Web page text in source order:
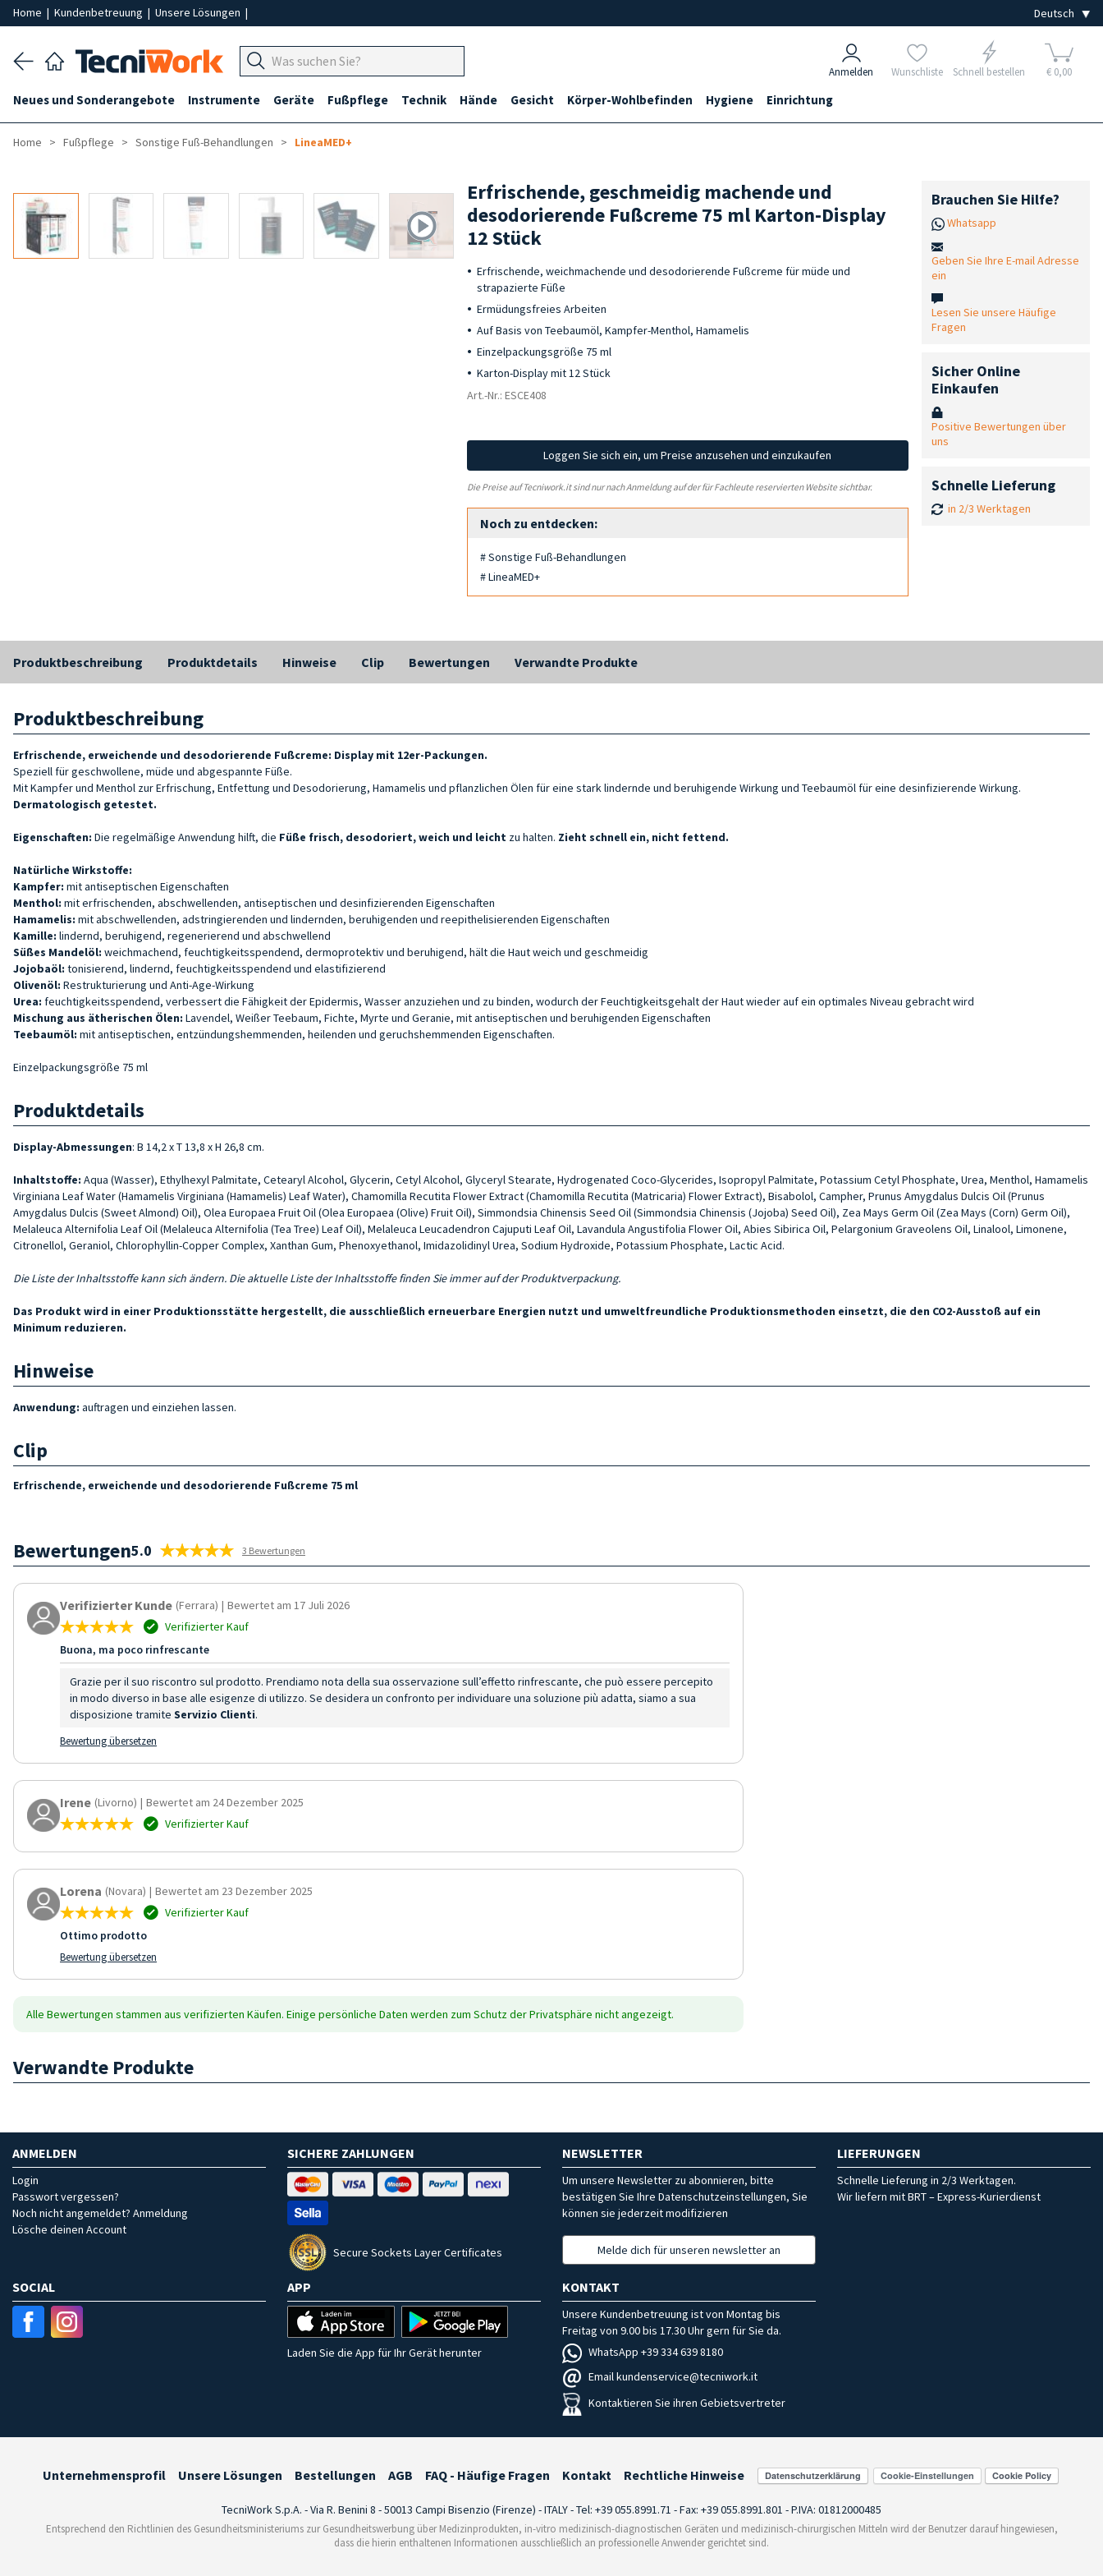
Home | Kundenbetreuung | Unsere Lösungen |
Anmelden Wunschliste Schnell bestellen € 0,00
Neues und Sonderangebote Instrumente Geräte Fußpflege Technik Hände Gesicht Körper-Wohlbefinden Hygiene Einrichtung
Home Fußpflege Sonstige Fuß-Behandlungen LineaMED+
Erfrischende, geschmeidig machende und
desodorierende Fußcreme 75 ml Karton-Display
12 Stück
Erfrischende, weichmachende und desodorierende Fußcreme für müde und
strapazierte Füße
Ermüdungsfreies Arbeiten
Auf Basis von Teebaumöl, Kampfer-Menthol, Hamamelis
Einzelpackungsgröße 75 ml
Karton-Display mit 12 Stück
Art.-Nr.: ESCE408
Loggen Sie sich ein, um Preise anzusehen und einzukaufen
Die Preise auf Tecniwork.it sind nur nach Anmeldung auf der für Fachleute reservierten Website sichtbar.
Noch zu entdecken:
# Sonstige Fuß-Behandlungen
# LineaMED+
Brauchen Sie Hilfe?
Whatsapp
Geben Sie Ihre E-mail Adresse
ein
Lesen Sie unsere Häufige
Fragen
Sicher Online
Einkaufen
Positive Bewertungen über
uns
Schnelle Lieferung
in 2/3 Werktagen
Produktbeschreibung Produktdetails Hinweise Clip Bewertungen Verwandte Produkte
Produktbeschreibung
Erfrischende, erweichende und desodorierende Fußcreme: Display mit 12er-Packungen.
Speziell für geschwollene, müde und abgespannte Füße.
Mit Kampfer und Menthol zur Erfrischung, Entfettung und Desodorierung, Hamamelis und pflanzlichen Ölen für eine stark lindernde und beruhigende Wirkung und Teebaumöl für eine desinfizierende Wirkung.
Dermatologisch getestet.
Eigenschaften: Die regelmäßige Anwendung hilft, die Füße frisch, desodoriert, weich und leicht zu halten. Zieht schnell ein, nicht fettend.
Natürliche Wirkstoffe:
Kampfer: mit antiseptischen Eigenschaften
Menthol: mit erfrischenden, abschwellenden, antiseptischen und desinfizierenden Eigenschaften
Hamamelis: mit abschwellenden, adstringierenden und lindernden, beruhigenden und reepithelisierenden Eigenschaften
Kamille: lindernd, beruhigend, regenerierend und abschwellend
Süßes Mandelöl: weichmachend, feuchtigkeitsspendend, dermoprotektiv und beruhigend, hält die Haut weich und geschmeidig
Jojobaöl: tonisierend, lindernd, feuchtigkeitsspendend und elastifizierend
Olivenöl: Restrukturierung und Anti-Age-Wirkung
Urea: feuchtigkeitsspendend, verbessert die Fähigkeit der Epidermis, Wasser anzuziehen und zu binden, wodurch der Feuchtigkeitsgehalt der Haut wieder auf ein optimales Niveau gebracht wird
Mischung aus ätherischen Ölen: Lavendel, Weißer Teebaum, Fichte, Myrte und Geranie, mit antiseptischen und beruhigenden Eigenschaften
Teebaumöl: mit antiseptischen, entzündungshemmenden, heilenden und geruchshemmenden Eigenschaften.
Einzelpackungsgröße 75 ml
Produktdetails
Display-Abmessungen: B 14,2 x T 13,8 x H 26,8 cm.
Inhaltstoffe: Aqua (Wasser), Ethylhexyl Palmitate, Cetearyl Alcohol, Glycerin, Cetyl Alcohol, Glyceryl Stearate, Hydrogenated Coco-Glycerides, Isopropyl Palmitate, Potassium Cetyl Phosphate, Urea, Menthol, Hamamelis
Virginiana Leaf Water (Hamamelis Virginiana (Hamamelis) Leaf Water), Chamomilla Recutita Flower Extract (Chamomilla Recutita (Matricaria) Flower Extract), Bisabolol, Campher, Prunus Amygdalus Dulcis Oil (Prunus
Amygdalus Dulcis (Sweet Almond) Oil), Olea Europaea Fruit Oil (Olea Europaea (Olive) Fruit Oil), Simmondsia Chinensis Seed Oil (Simmondsia Chinensis (Jojoba) Seed Oil), Zea Mays Germ Oil (Zea Mays (Corn) Germ Oil),
Melaleuca Alternifolia Leaf Oil (Melaleuca Alternifolia (Tea Tree) Leaf Oil), Melaleuca Leucadendron Cajuputi Leaf Oil, Lavandula Angustifolia Flower Oil, Abies Sibirica Oil, Pelargonium Graveolens Oil, Linalool, Limonene,
Citronellol, Geraniol, Chlorophyllin-Copper Complex, Xanthan Gum, Phenoxyethanol, Imidazolidinyl Urea, Sodium Hydroxide, Potassium Phosphate, Lactic Acid.
Die Liste der Inhaltsstoffe kann sich ändern. Die aktuelle Liste der Inhaltsstoffe finden Sie immer auf der Produktverpackung.
Das Produkt wird in einer Produktionsstätte hergestellt, die ausschließlich erneuerbare Energien nutzt und umweltfreundliche Produktionsmethoden einsetzt, die den CO2-Ausstoß auf ein
Minimum reduzieren.
Hinweise
Anwendung: auftragen und einziehen lassen.
Clip
Erfrischende, erweichende und desodorierende Fußcreme 75 ml
Bewertungen5.0 3 Bewertungen
Verifizierter Kunde (Ferrara) | Bewertet am 17 Juli 2026
Verifizierter Kauf
Buona, ma poco rinfrescante
Grazie per il suo riscontro sul prodotto. Prendiamo nota della sua osservazione sull’effetto rinfrescante, che può essere percepito
in modo diverso in base alle esigenze di utilizzo. Se desidera un confronto per individuare una soluzione più adatta, siamo a sua
disposizione tramite Servizio Clienti.
Bewertung übersetzen
Irene (Livorno) | Bewertet am 24 Dezember 2025
Verifizierter Kauf
Lorena (Novara) | Bewertet am 23 Dezember 2025
Verifizierter Kauf
Ottimo prodotto
Bewertung übersetzen
Alle Bewertungen stammen aus verifizierten Käufen. Einige persönliche Daten werden zum Schutz der Privatsphäre nicht angezeigt.
Verwandte Produkte
ANMELDEN
Login
Passwort vergessen?
Noch nicht angemeldet? Anmeldung
Lösche deinen Account
SICHERE ZAHLUNGEN
Secure Sockets Layer Certificates
NEWSLETTER
Um unsere Newsletter zu abonnieren, bitte
bestätigen Sie Ihre Datenschutzeinstellungen, Sie
können sie jederzeit modifizieren
Melde dich für unseren newsletter an
LIEFERUNGEN
Schnelle Lieferung in 2/3 Werktagen.
Wir liefern mit BRT – Express-Kurierdienst
SOCIAL APP
Laden Sie die App für Ihr Gerät herunter
KONTAKT
Unsere Kundenbetreuung ist von Montag bis
Freitag von 9.00 bis 17.30 Uhr gern für Sie da.
WhatsApp +39 334 639 8180
Email kundenservice@tecniwork.it
Kontaktieren Sie ihren Gebietsvertreter
Unternehmensprofil Unsere Lösungen Bestellungen AGB FAQ - Häufige Fragen Kontakt Rechtliche Hinweise Cookie-Einstellungen
TecniWork S.p.A. - Via R. Benini 8 - 50013 Campi Bisenzio (Firenze) - ITALY - Tel: +39 055.8991.71 - Fax: +39 055.8991.801 - P.IVA: 01812000485
Entsprechend den Richtlinien des Gesundheitsministeriums zur Gesundheitswerbung über Medizinprodukten, in-vitro medizinisch-diagnostischen Geräten und medizinisch-chirurgischen Mitteln wird der Benutzer darauf hingewiesen,
dass die hierin enthaltenen Informationen ausschließlich an professionelle Anwender gerichtet sind.